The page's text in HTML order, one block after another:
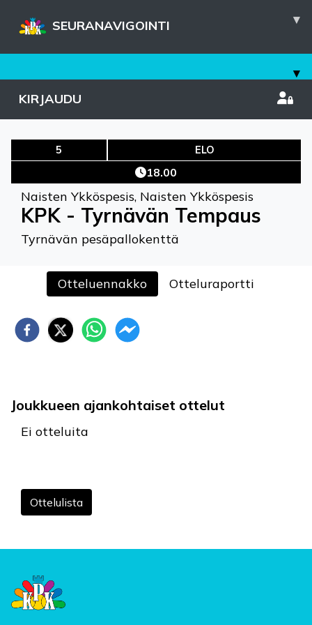
SEURANAVIGOINTI ▾
▾
KIRJAUDU
5 ELO
18.00
Naisten Ykköspesis, Naisten Ykköspesis
KPK - Tyrnävän Tempaus
Tyrnävän pesäpallokenttä
Otteluennakko Otteluraportti
Joukkueen ajankohtaiset ottelut
Ei otteluita
Ottelulista